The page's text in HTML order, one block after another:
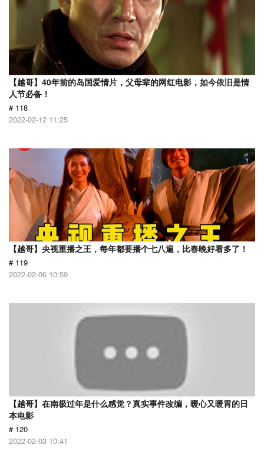
【越哥】40年前的岛国爱情片，父母辈的网红电影，如今依旧是情
人节必备！
# 118
2022-02-12 11:25
【越哥】央视重播之王，每年都要播个七八遍，比春晚好看多了！
# 119
2022-02-06 10:59
【越哥】在南极过年是什么感觉？真实事件改编，暖心又暖胃的日
本电影
# 120
2022-02-03 10:41